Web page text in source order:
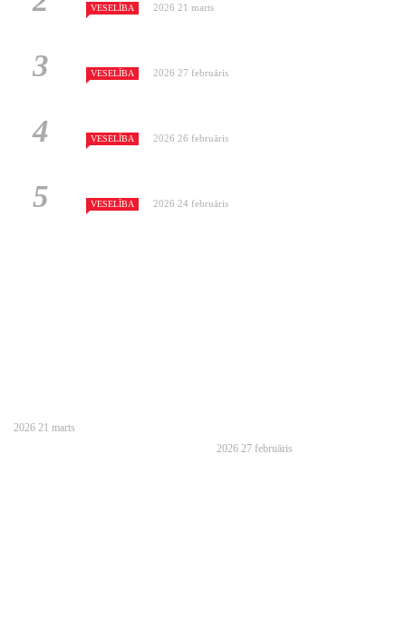
VESELĪBA 2026 21 marts
VESELĪBA 2026 27 februāris
VESELĪBA 2026 26 februāris
VESELĪBA 2026 24 februāris
2026 21 marts
2026 27 februāris